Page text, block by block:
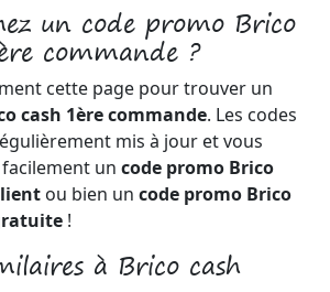
un code promo Brico
commande ?
cette page pour trouver un
cash 1ère commande. Les codes
mis à jour et vous
un code promo Brico
ou bien un code promo Brico
!
à Brico cash